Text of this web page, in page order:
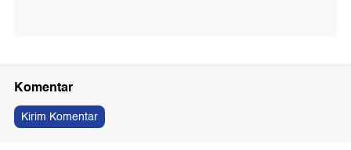
Komentar
Kirim Komentar